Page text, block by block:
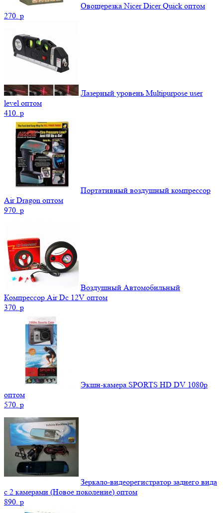
Овощерезка Nicer Dicer Quick оптом
270. p
Лазерный уровень Multipurpose user
level оптом
410. p
Портативный воздушный компрессор
Air Dragon оптом
970. p
Воздушный Автомобильный
Компрессор Air Dc 12V оптом
370. p
Экшн-камера SPORTS HD DV 1080р
оптом
570. p
Зеркало-видеорегистратор заднего вида
с 2 камерами (Новое поколение) оптом
890. p